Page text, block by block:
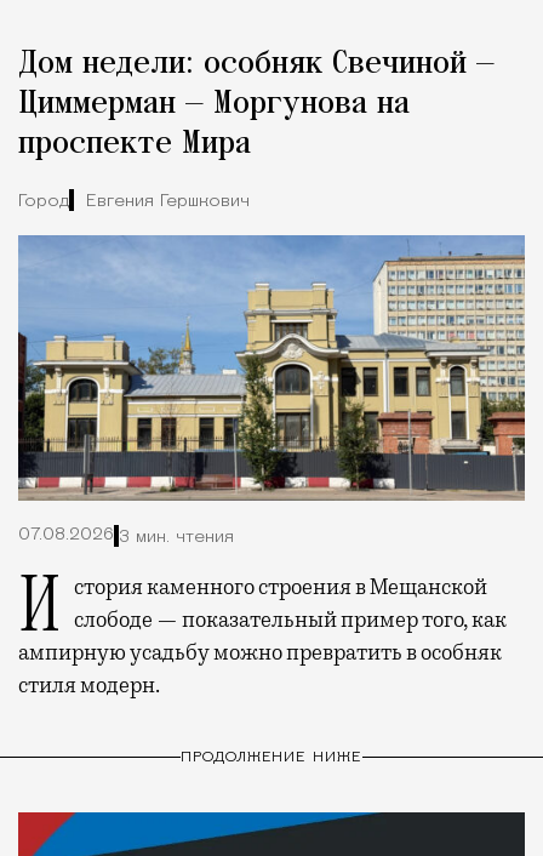
Город
Дом недели: особняк Свечиной —
Циммерман — Моргунова на
проспекте Мира
Город Евгения Гершкович
07.08.2026 3 мин. чтения
История каменного строения в Мещанской слободе — показательный пример того, как
ампирную усадьбу можно превратить в особняк
стиля модерн.
ПРОДОЛЖЕНИЕ НИЖЕ